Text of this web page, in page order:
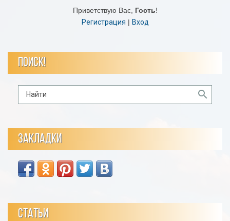
Приветствую Вас, Гость!
Регистрация | Вход
ПОИСК!
ЗАКЛАДКИ
СТАТЬИ